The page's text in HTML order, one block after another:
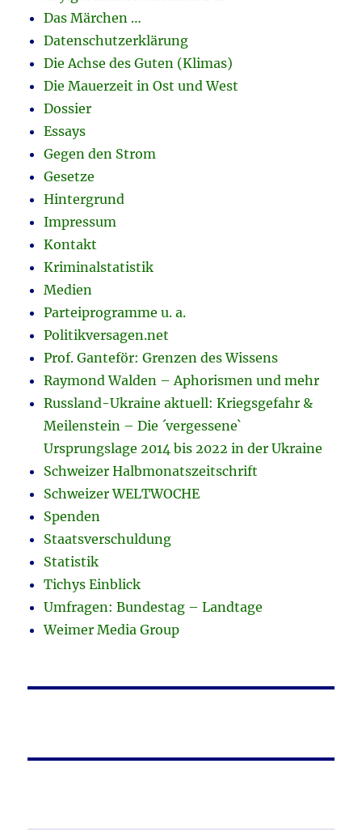
Das Märchen …
Datenschutzerklärung
Die Achse des Guten (Klimas)
Die Mauerzeit in Ost und West
Dossier
Essays
Gegen den Strom
Gesetze
Hintergrund
Impressum
Kontakt
Kriminalstatistik
Medien
Parteiprogramme u. a.
Politikversagen.net
Prof. Ganteför: Grenzen des Wissens
Raymond Walden – Aphorismen und mehr
Russland-Ukraine aktuell: Kriegsgefahr &
Meilenstein – Die ´vergessene`
Ursprungslage 2014 bis 2022 in der Ukraine
Schweizer Halbmonatszeitschrift
Schweizer WELTWOCHE
Spenden
Staatsverschuldung
Statistik
Tichys Einblick
Umfragen: Bundestag – Landtage
Weimer Media Group